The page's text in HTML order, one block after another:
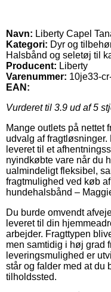
Navn: Liberty Capel
Kategori: Dyr og
Halsbånd og seletøj til
Producent: Liberty
Varenummer: 10je33-
EAN:
Vurderet til 3.9 ud af 5
Mange outlets på nettet
udvalg af
leveret til et
nyindkøbte vare når du
ualmindeligt fleksibel,
fragtmulighed ved køb
hundehalsbånd –
Du burde omvendt
leveret til din
arbejder. Fragttypen
men samtidig i høj grad
leveringsmulighed er
står og falder med at
tilholdssted.